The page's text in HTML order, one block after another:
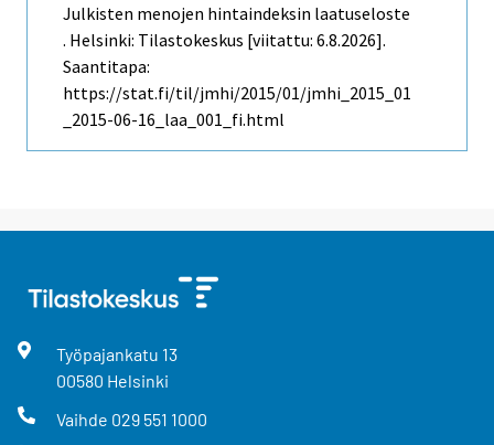
Julkisten menojen hintaindeksin laatuseloste
. Helsinki: Tilastokeskus [viitattu: 6.8.2026].
Saantitapa:
https://stat.fi/til/jmhi/2015/01/jmhi_2015_01
_2015-06-16_laa_001_fi.html
Työpajankatu 13
00580 Helsinki
Vaihde 029 551 1000